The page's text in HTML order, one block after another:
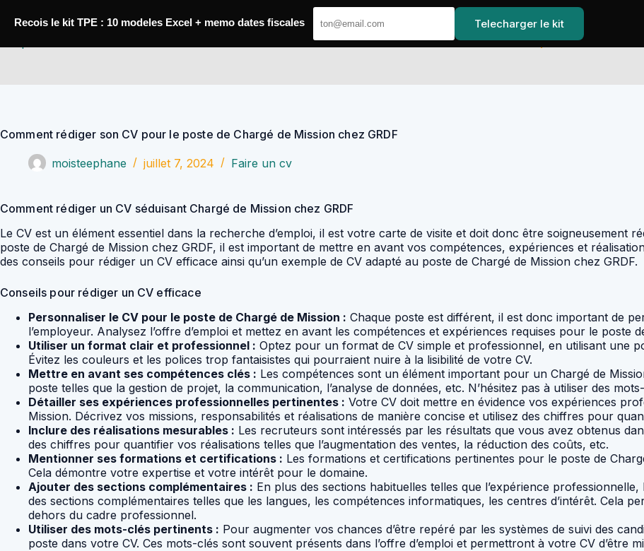
Comment rédiger son CV pour le poste de Chargé de Mission chez GRDF
moisteephane juillet 7, 2024 Faire un cv
Comment rédiger un CV séduisant Chargé de Mission chez GRDF
Le CV est un élément essentiel dans la recherche d’emploi, il est votre carte de visite et doit donc être soigneusement
poste de Chargé de Mission chez GRDF, il est important de mettre en avant vos compétences, expériences et
des conseils pour rédiger un CV efficace ainsi qu’un exemple de CV adapté au poste de Chargé de Mission chez GRDF.
Conseils pour rédiger un CV efficace
Personnaliser le CV pour le poste de Chargé de Mission : Chaque poste est différent, il est donc important de
l’employeur. Analysez l’offre d’emploi et mettez en avant les compétences et expériences requises pour le poste
Utiliser un format clair et professionnel : Optez pour un format de CV simple et professionnel, en utilisant une
Évitez les couleurs et les polices trop fantaisistes qui pourraient nuire à la lisibilité de votre CV.
Mettre en avant ses compétences clés : Les compétences sont un élément important pour un Chargé de
poste telles que la gestion de projet, la communication, l’analyse de données, etc. N’hésitez pas à utiliser des
Détailler ses expériences professionnelles pertinentes : Votre CV doit mettre en évidence vos expériences
Mission. Décrivez vos missions, responsabilités et réalisations de manière concise et utilisez des chiffres pour
Inclure des réalisations mesurables : Les recruteurs sont intéressés par les résultats que vous avez obtenus
des chiffres pour quantifier vos réalisations telles que l’augmentation des ventes, la réduction des coûts, etc.
Mentionner ses formations et certifications : Les formations et certifications pertinentes pour le poste de
Cela démontre votre expertise et votre intérêt pour le domaine.
Ajouter des sections complémentaires : En plus des sections habituelles telles que l’expérience
des sections complémentaires telles que les langues, les compétences informatiques, les centres d’intérêt. Cela
dehors du cadre professionnel.
Utiliser des mots-clés pertinents : Pour augmenter vos chances d’être repéré par les systèmes de suivi des
poste dans votre CV. Ces mots-clés sont souvent présents dans l’offre d’emploi et permettront à votre CV d’être
Recois le kit TPE : 10 modeles Excel + memo dates fiscales Telecharger le kit